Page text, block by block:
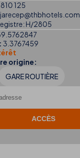
125
H/2805
3.3767459
origine:
GARE ROUTIÈRE